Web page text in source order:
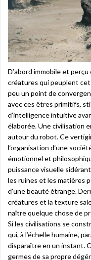
D’abord immobile et
créatures qui peuplent
peu un point de
avec ces êtres primitifs,
d’intelligence intuitive
élaborée. Une civilisation
autour du robot. Ce
l’organisation d’une
émotionnel et
puissance visuelle
les ruines et les matières
d’une beauté étrange.
créatures et la texture
naître quelque chose de
Si les civilisations se
qui, à l’échelle humaine,
disparaître en un instant.
germes de sa propre